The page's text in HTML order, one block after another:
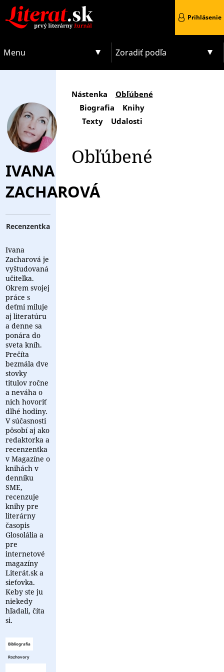
Menu Zoradiť podľa
Prihlásenie
IVANA
ZACHAROVÁ
Recenzentka
Ivana
Zacharová je
vyštudovaná
učiteľka.
Okrem svojej
práce s
deťmi miluje
aj literatúru
a denne sa
ponára do
sveta kníh.
Prečíta
bezmála dve
stovky
titulov ročne
a neváha o
nich hovoriť
dlhé hodiny.
V súčasnosti
pôsobí aj ako
redaktorka a
recenzentka
v Magazíne o
knihách v
denníku
SME,
recenzuje
knihy pre
literárny
časopis
Glosolália a
pre
internetové
magazíny
Literát.sk a
sieťovka.
Keby ste ju
niekedy
hľadali, číta
si.
Bibliografia
Rozhovory
Nástenka
Obľúbené
Biografia
Knihy
Texty
Udalosti
Obľúbené